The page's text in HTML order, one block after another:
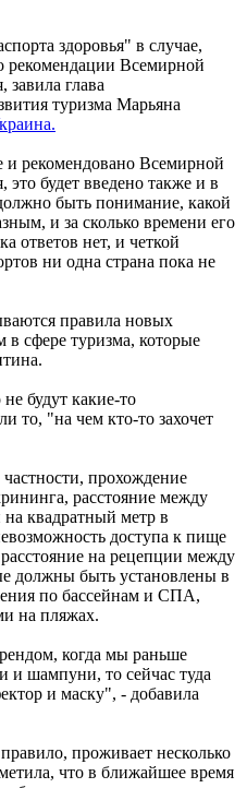
здоровья" в случае,
рекомендации Всемирной
завила глава
туризма Марьяна
и рекомендовано Всемирной
это будет введено также и в
быть понимание, какой
и за сколько времени его
ответов нет, и четкой
ни одна страна пока не
правила новых
в сфере туризма, которые
будут какие-то
то, "на чем кто-то захочет
прохождение
расстояние между
квадратный метр в
доступа к пище
на рецепции между
должны быть установлены в
по бассейнам и СПА,
на пляжах.
когда мы раньше
и шампуни, то сейчас туда
и маску", - добавила
проживает несколько
что в ближайшее время